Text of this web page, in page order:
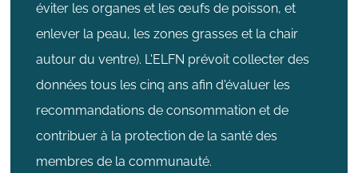
éviter les organes et les œufs de poisson, et
enlever la peau, les zones grasses et la chair
autour du ventre). L'ELFN prévoit collecter des
données tous les cinq ans afin d'évaluer les
recommandations de consommation et de
contribuer à la protection de la santé des
membres de la communauté.